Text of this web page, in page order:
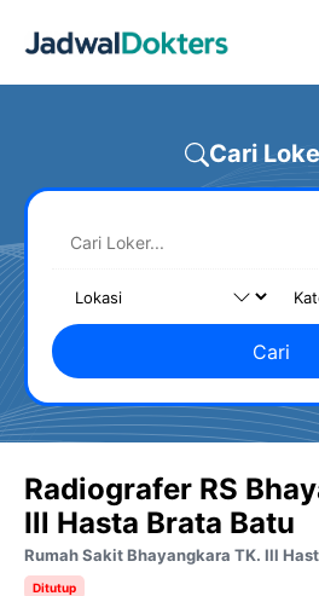
Cari
Cari
Radiografer RS
Ill Hasta Brata Batu
Rumah Sakit Bhayangkara TK. Ill
Ditutup